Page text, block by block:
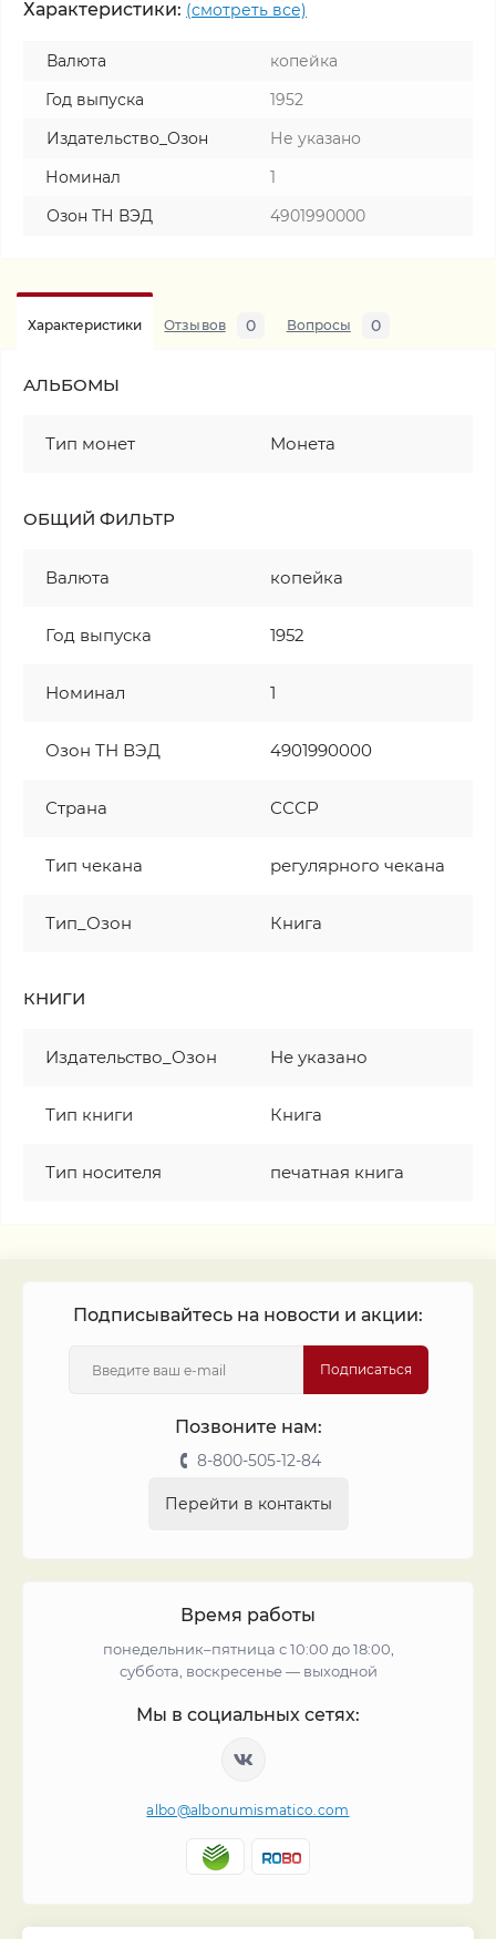
Характеристики: (смотреть все)
Валюта
копейка
Год выпуска
1952
Издательство_Озон
Не указано
Номинал
1
Озон ТН ВЭД
4901990000
Характеристики Отзывов 0 Вопросы 0
АЛЬБОМЫ
Тип монет Монета
ОБЩИЙ ФИЛЬТР
Валюта копейка
Год выпуска 1952
Номинал 1
Озон ТН ВЭД 4901990000
Страна СССР
Тип чекана регулярного чекана
Тип_Озон Книга
КНИГИ
Издательство_Озон Не указано
Тип книги Книга
Тип носителя печатная книга
Подписывайтесь на новости и акции:
Подписаться
Позвоните нам:
8-800-505-12-84
Перейти в контакты
Время работы
понедельник–пятница с 10:00 до 18:00,
суббота, воскресенье — выходной
Мы в социальных сетях:
albo@albonumismatico.com